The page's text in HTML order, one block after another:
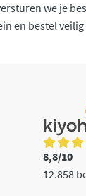
we je
en bestel
8,8/10
12.858